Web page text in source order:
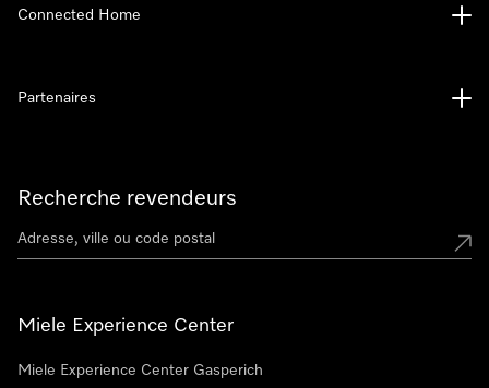
Recherche revendeurs
Miele Experience Center
Miele Experience Center Gasperich
Connected Home
Partenaires